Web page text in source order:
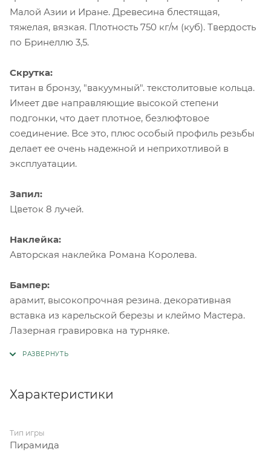
Малой Азии и Иране. Древесина блестящая,
тяжелая, вязкая. Плотность 750 кг/м (куб). Твердость
по Бринеллю 3,5.
Скрутка:
титан в бронзу, "вакуумный". текстолитовые кольца.
Имеет две направляющие высокой степени
подгонки, что дает плотное, безлюфтовое
соединение. Все это, плюс особый профиль резьбы
делает ее очень надежной и неприхотливой в
эксплуатации.
Запил:
Цветок 8 лучей.
Наклейка:
Авторская наклейка Романа Королева.
Бампер:
арамит, высокопрочная резина. декоративная
вставка из карельской березы и клеймо Мастера.
Лазерная гравировка на турняке.
Характеристики
Тип игры
Пирамида